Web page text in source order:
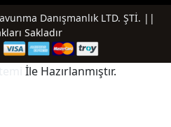
Danışmanlık LTD. ŞTİ. ||
Sakladır
İle Hazırlanmıştır.